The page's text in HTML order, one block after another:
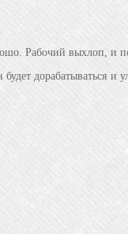
Рабочий выхлоп, и
дорабатываться